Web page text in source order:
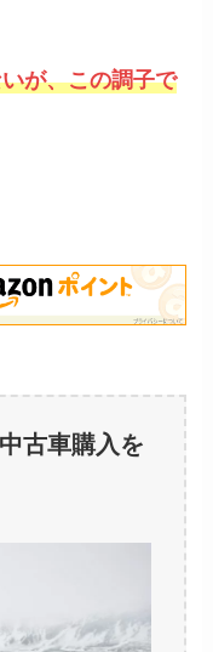
が、この調子で
古車購入を